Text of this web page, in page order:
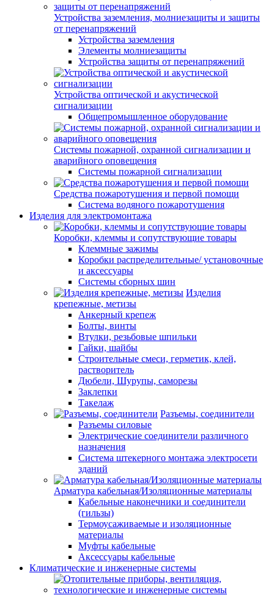
Устройства заземления, молниезащиты и защиты
от перенапряжений
Устройства заземления
Элементы молниезащиты
Устройства защиты от перенапряжений
Устройства оптической и акустической
сигнализации
Общепромышленное оборудование
Системы пожарной, охранной сигнализации и
аварийного оповещения
Системы пожарной сигнализации
Средства пожаротушения и первой помощи
Система водяного пожаротушения
Изделия для электромонтажа
Коробки, клеммы и сопутствующие товары
Клеммные зажимы
Коробки распределительные/ установочные
и аксессуары
Системы сборных шин
Изделия
крепежные, метизы
Анкерный крепеж
Болты, винты
Втулки, резьбовые шпильки
Гайки, шайбы
Строительные смеси, герметик, клей,
растворитель
Дюбели, Шурупы, саморезы
Заклепки
Такелаж
Разъемы, соединители
Разъемы силовые
Электрические соединители различного
назначения
Система штекерного монтажа электросети
зданий
Арматура кабельная/Изоляционные материалы
Кабельные наконечники и соединители
(гильзы)
Термоусаживаемые и изоляционные
материалы
Муфты кабельные
Аксессуары кабельные
Климатические и инженерные системы